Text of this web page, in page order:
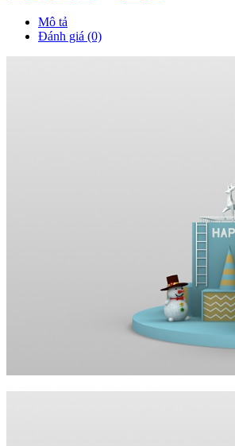
Mô tả
Đánh giá (0)